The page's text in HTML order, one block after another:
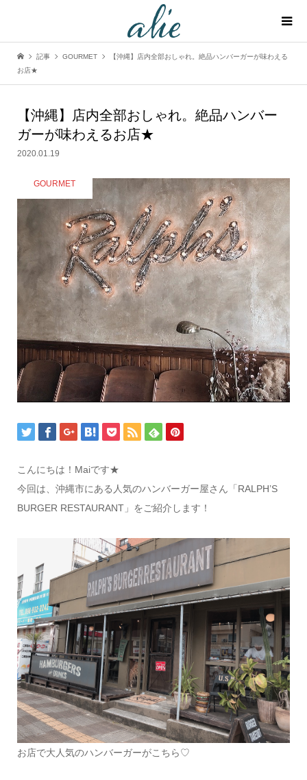
記事 GOURMET
【沖縄】店内全部おしゃれ。絶品ハンバーガーが味わえる
お店★
【沖縄】店内全部おしゃれ。絶品ハンバー
ガーが味わえるお店★
2020.01.19
GOURMET
こんにちは！Maiです★
今回は、沖縄市にある人気のハンバーガー屋さん「RALPH’S
BURGER RESTAURANT」をご紹介します！
お店で大人気のハンバーガーがこちら♡